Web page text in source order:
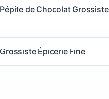
Pépite de Chocolat Grossiste
Grossiste Épicerie Fine